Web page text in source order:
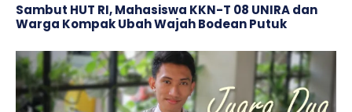
Sambut HUT RI, Mahasiswa KKN-T 08 UNIRA dan
Warga Kompak Ubah Wajah ‎Bodean Putuk